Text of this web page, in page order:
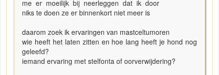
me er moeilijk bij neerleggen dat ik door
niks te doen ze er binnenkort niet meer is
daarom zoek ik ervaringen van mastceltumoren
wie heeft het laten zitten en hoe lang heeft je hond nog
geleefd?
iemand ervaring met stelfonta of oorverwijdering?